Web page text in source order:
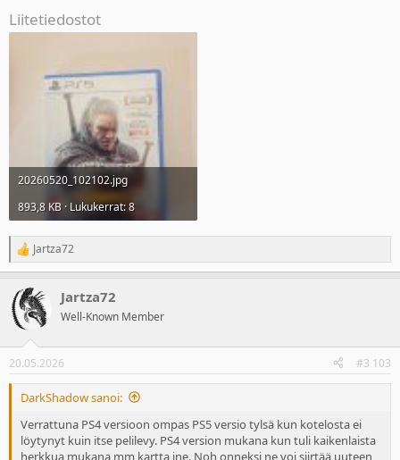
Liitetiedostot
20260520_102102.jpg
893,8 KB · Lukukerrat: 8
R
e
c
t
i
s
:
Jartza72
Jartza72
Well-Known Member
20.05.2026 #3 103
DarkShadow sanoi:
Verrattuna PS4 versioon ompas PS5 versio tylsä kun kotelosta ei
löytynyt kuin itse pelilevy. PS4 version mukana kun tuli kaikenlaista
herkkua mukana mm kartta jne. Noh onneksi ne voi siirtää uuteen